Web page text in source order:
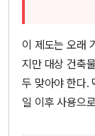
이 제도는 오래
지만 대상 건축
두 맞아야 한다.
일 이후 사용으